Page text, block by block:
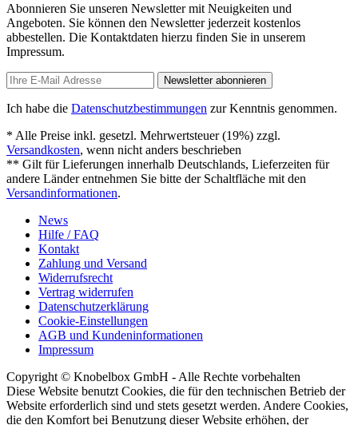
Abonnieren Sie unseren Newsletter mit Neuigkeiten und
Angeboten. Sie können den Newsletter jederzeit kostenlos
abbestellen. Die Kontaktdaten hierzu finden Sie in unserem
Impressum.
Newsletter abonnieren
Ich habe die Datenschutzbestimmungen zur Kenntnis genommen.
* Alle Preise inkl. gesetzl. Mehrwertsteuer (19%) zzgl.
Versandkosten, wenn nicht anders beschrieben
** Gilt für Lieferungen innerhalb Deutschlands, Lieferzeiten für
andere Länder entnehmen Sie bitte der Schaltfläche mit den
Versandinformationen.
News
Hilfe / FAQ
Kontakt
Zahlung und Versand
Widerrufsrecht
Vertrag widerrufen
Datenschutzerklärung
Cookie-Einstellungen
AGB und Kundeninformationen
Impressum
Copyright © Knobelbox GmbH - Alle Rechte vorbehalten
Diese Website benutzt Cookies, die für den technischen Betrieb der
Website erforderlich sind und stets gesetzt werden. Andere Cookies,
die den Komfort bei Benutzung dieser Website erhöhen, der